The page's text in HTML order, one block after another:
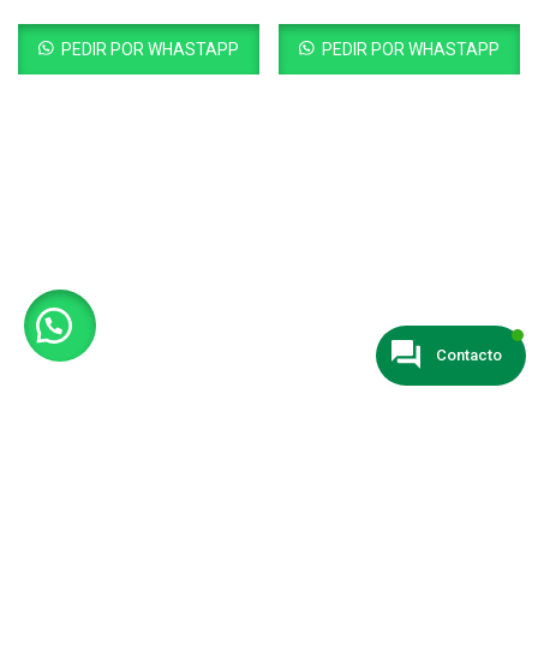
PEDIR POR WHASTAPP PEDIR POR WHASTAPP
Contacto